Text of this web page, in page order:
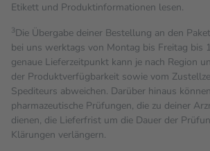
Etikett und Produktinformationen lesen.
3Die Übergabe deiner Bestellung an den
bei uns werktags von Montag bis Freitag bis
genaue Lieferzeitpunkt kann je nach Region
der Produktverfügbarkeit sowie vom
Spediteurs abweichen. Darüber hinaus
pharmazeutische Prüfungen, die zu deiner
dienen, die Lieferfrist um die Dauer der
Klärungen verlängern.